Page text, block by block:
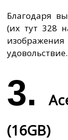
Благодаря
(их тут 328
удовольствие.
3.
(16GB)